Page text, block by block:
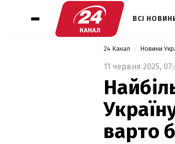
ВСІ
24 Канал Новини
11 червня 2025,
варто